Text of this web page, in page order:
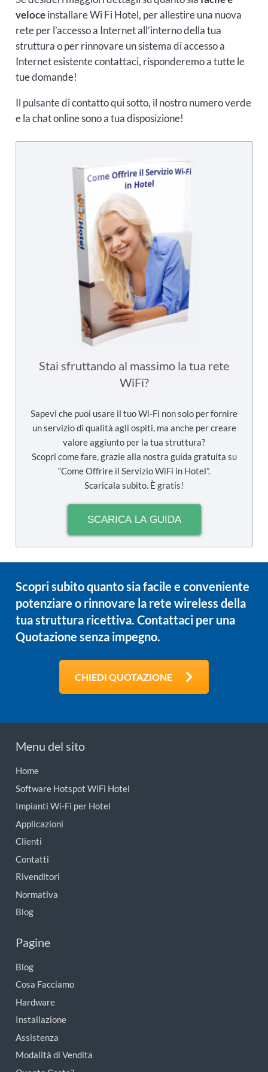
veloceinstallare Wi Fi Hotel, per allestire una nuova
rete per l’accesso a Internet all’interno della tua
struttura o per rinnovare un sistema di accesso a
Internet esistente contattaci, risponderemo a tutte le
tue domande!
Il pulsante di contatto qui sotto, il nostro numero verde
e la chat online sono a tua disposizione!
Stai sfruttando al massimo la tua rete
WiFi?
Sapevi che puoi usare il tuo Wi-Fi non solo per fornire
un servizio di qualità agli ospiti, ma anche per creare
valore aggiunto per la tua struttura?
Scopri come fare, grazie alla nostra guida gratuita su
“Come Offrire il Servizio WiFi in Hotel”.
Scaricala subito. È gratis!
SCARICA LA GUIDA
Scopri subito quanto sia facile e conveniente
potenziare o rinnovare la rete wireless della
tua struttura ricettiva. Contattaci per una
Quotazione senza impegno.
CHIEDI QUOTAZIONE
Menu del sito
Home
Software Hotspot WiFi Hotel
Impianti Wi-Fi per Hotel
Applicazioni
Clienti
Contatti
Rivenditori
Normativa
Blog
Pagine
Blog
Cosa Facciamo
Hardware
Installazione
Assistenza
Modalità di Vendita